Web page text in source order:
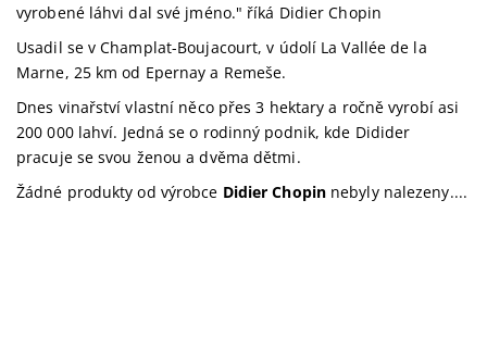
vyrobené láhvi dal své jméno." říká Didier Chopin
Usadil se v Champlat-Boujacourt, v údolí La Vallée de la
Marne, 25 km od Epernay a Remeše.
Dnes vinařství vlastní něco přes 3 hektary a ročně vyrobí asi
200 000 lahví. Jedná se o rodinný podnik, kde Didider
pracuje se svou ženou a dvěma dětmi.
Žádné produkty od výrobce Didier Chopinnebyly nalezeny....